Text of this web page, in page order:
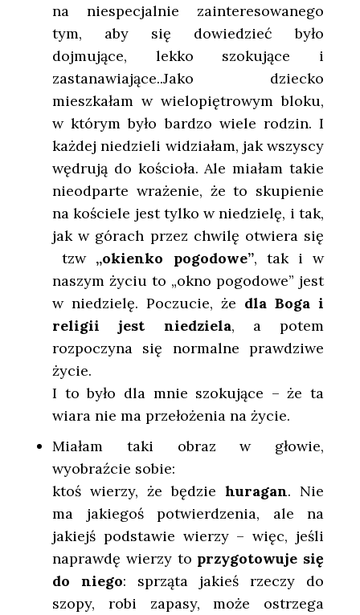
na niespecjalnie zainteresowanego
tym, aby się dowiedzieć było
dojmujące, lekko szokujące i
zastanawiające..Jako dziecko
mieszkałam w wielopiętrowym bloku,
w którym było bardzo wiele rodzin. I
każdej niedzieli widziałam, jak wszyscy
wędrują do kościoła. Ale miałam takie
nieodparte wrażenie, że to skupienie
na kościele jest tylko w niedzielę, i tak,
jak w górach przez chwilę otwiera się
tzw „okienko pogodowe”, tak i w
naszym życiu to „okno pogodowe” jest
w niedzielę. Poczucie, że dla Boga i
religii jest niedziela, a potem
rozpoczyna się normalne prawdziwe
życie.
I to było dla mnie szokujące – że ta
wiara nie ma przełożenia na życie.
Miałam taki obraz w głowie,
wyobraźcie sobie:
ktoś wierzy, że będzie huragan. Nie
ma jakiegoś potwierdzenia, ale na
jakiejś podstawie wierzy – więc, jeśli
naprawdę wierzy to przygotowuje się
do niego: sprząta jakieś rzeczy do
szopy, robi zapasy, może ostrzega